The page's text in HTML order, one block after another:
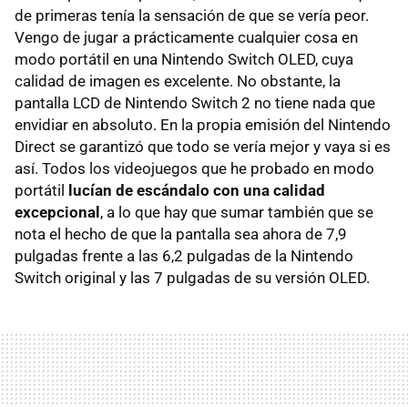
de primeras tenía la sensación de que se vería peor.
Vengo de jugar a prácticamente cualquier cosa en
modo portátil en una Nintendo Switch OLED, cuya
calidad de imagen es excelente. No obstante, la
pantalla LCD de Nintendo Switch 2 no tiene nada que
envidiar en absoluto. En la propia emisión del Nintendo
Direct se garantizó que todo se vería mejor y vaya si es
así. Todos los videojuegos que he probado en modo
portátil
lucían de escándalo con una calidad
excepcional , a lo que hay que sumar también que se
nota el hecho de que la pantalla sea ahora de 7,9
pulgadas frente a las 6,2 pulgadas de la Nintendo
Switch original y las 7 pulgadas de su versión OLED.